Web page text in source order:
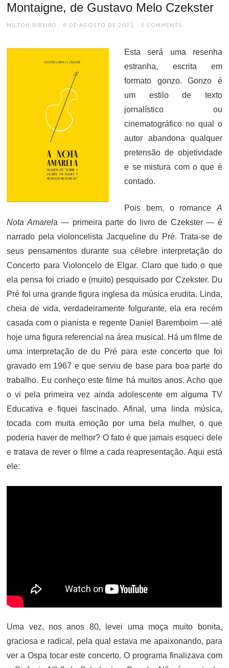
Montaigne, de Gustavo Melo Czekster
AUTHOR
MILTON RIBEIRO
POSTED
9 DE AGOSTO DE 2021 3 COMMENTS
Esta será uma resenha
estranha, escrita em
formato gonzo. Gonzo é
um estilo de texto
jornalístico ou
cinematográfico no qual o
autor abandona qualquer
pretensão de objetividade
e se mistura com o que é
contado.
Pois bem, o romance A
Nota Amarela — primeira parte do livro de Czekster — é
narrado pela violoncelista Jacqueline du Pré. Trata-se de
seus pensamentos durante sua célebre interpretação do
Concerto para Violoncelo de Elgar. Claro que tudo o que
ela pensa foi criado e (muito) pesquisado por Czekster. Du
Pré foi uma grande figura inglesa da música erudita. Linda,
cheia de vida, verdadeiramente fulgurante, ela era recém
casada com o pianista e regente Daniel Baremboim — até
hoje uma figura referencial na área musical. Há um filme de
uma interpretação de du Pré para este concerto que foi
gravado em 1967 e que serviu de base para boa parte do
trabalho. Eu conheço este filme há muitos anos. Acho que
o vi pela primeira vez ainda adolescente em alguma TV
Educativa e fiquei fascinado. Afinal, uma linda música,
tocada com muita emoção por uma bela mulher, o que
poderia haver de melhor? O fato é que jamais esqueci dele
e tratava de rever o filme a cada reapresentação. Aqui está
ele:
Uma vez, nos anos 80, levei uma moça muito bonita,
graciosa e radical, pela qual estava me apaixonando, para
ver a Ospa tocar este concerto. O programa finalizava com